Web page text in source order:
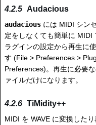
Audacious
audacious には MIDI シン
定をしなくても簡単に
ラグインの設定から再生に
す (File > Preferences >
Preferences)。再生に必要
ァイルだけになります。
TiMidity++
MIDI を WAVE に変換したり